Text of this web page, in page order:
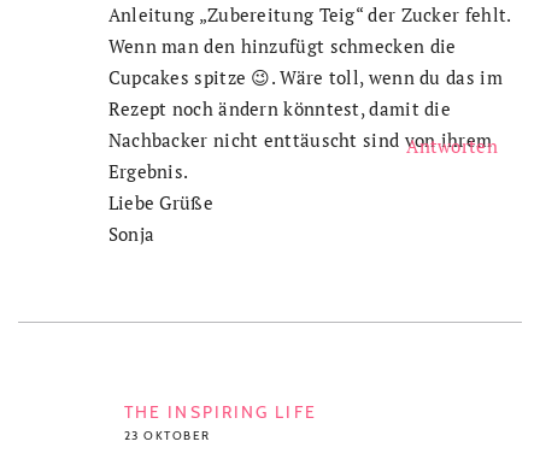
Anleitung „Zubereitung Teig“ der Zucker fehlt.
Wenn man den hinzufügt schmecken die
Cupcakes spitze 😉. Wäre toll, wenn du das im
Rezept noch ändern könntest, damit die
Nachbacker nicht enttäuscht sind von ihrem
Ergebnis.
Liebe Grüße
Sonja
THE INSPIRING LIFE
23 OKTOBER
Antworten